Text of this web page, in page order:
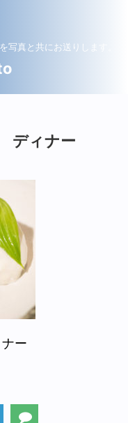
写真と共にお送りします。
ィナー
ー